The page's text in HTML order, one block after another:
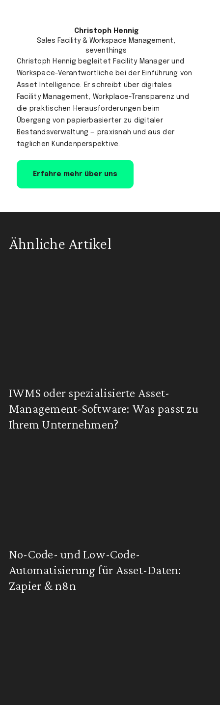
Christoph Hennig
Sales Facility & Workspace Management,
seventhings
Christoph Hennig begleitet Facility Manager und
Workspace-Verantwortliche bei der Einführung von
Asset Intelligence. Er schreibt über digitales
Facility Management, Workplace-Transparenz und
die praktischen Herausforderungen beim
Übergang von papierbasierter zu digitaler
Bestandsverwaltung — praxisnah und aus der
täglichen Kundenperspektive.
Erfahre mehr über uns
Ähnliche Artikel
IWMS oder spezialisierte Asset-
Management-Software: Was passt zu
Ihrem Unternehmen?
No-Code- und Low-Code-
Automatisierung für Asset-Daten:
Zapier & n8n